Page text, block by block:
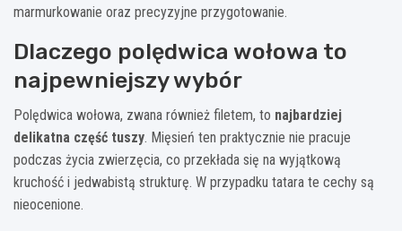
marmurkowanie oraz precyzyjne przygotowanie.
Dlaczego polędwica wołowa to
najpewniejszy wybór
Polędwica wołowa, zwana również filetem, to najbardziej
delikatna część tuszy. Mięsień ten praktycznie nie pracuje
podczas życia zwierzęcia, co przekłada się na wyjątkową
kruchość i jedwabistą strukturę. W przypadku tatara te cechy są
nieocenione.